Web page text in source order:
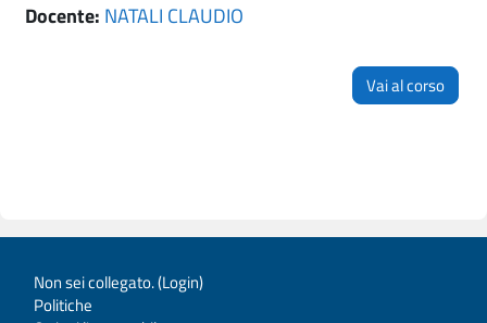
Docente: NATALI CLAUDIO
Vai al corso
Non sei collegato. (Login)
Politiche